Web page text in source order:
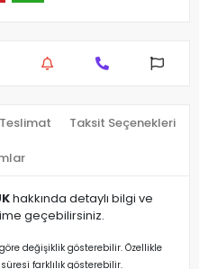
Taksit Seçenekleri
hakkında detaylı bilgi ve
geçebilirsiniz.
değişiklik gösterebilir. Özellikle
farklılık gösterebilir.